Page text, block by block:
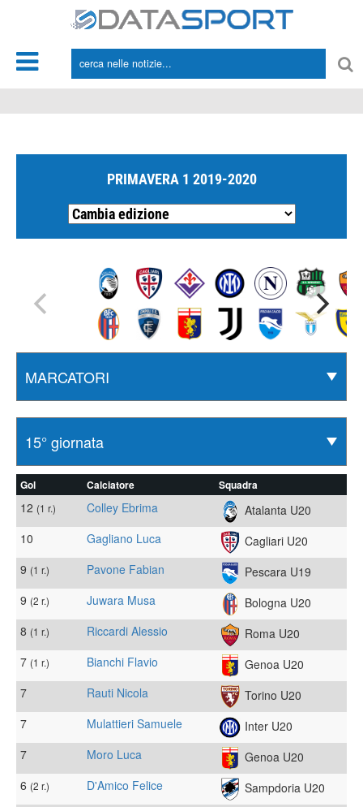
PRIMAVERA 1 2019-2020
Gol Calciatore Squadra
12 (1 r.) Colley Ebrima
Atalanta U20
10
Gagliano Luca
Cagliari U20
9 (1 r.) Pavone Fabian
Pescara U19
9 (2 r.) Juwara Musa
Bologna U20
8 (1 r.) Riccardi Alessio
Roma U20
7 (1 r.) Bianchi Flavio
Genoa U20
7
Rauti Nicola
Torino U20
7
Mulattieri Samuele
Inter U20
7
Moro Luca
Genoa U20
6 (2 r.) D'Amico Felice
Sampdoria U20